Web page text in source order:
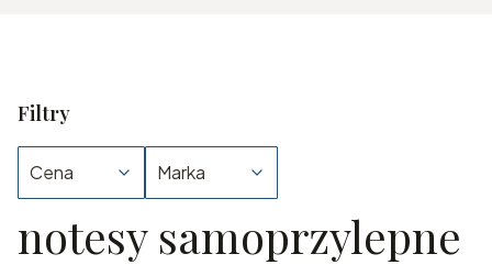
Filtry
Cena Marka
Koniec filtrów
notesy samoprzylepne